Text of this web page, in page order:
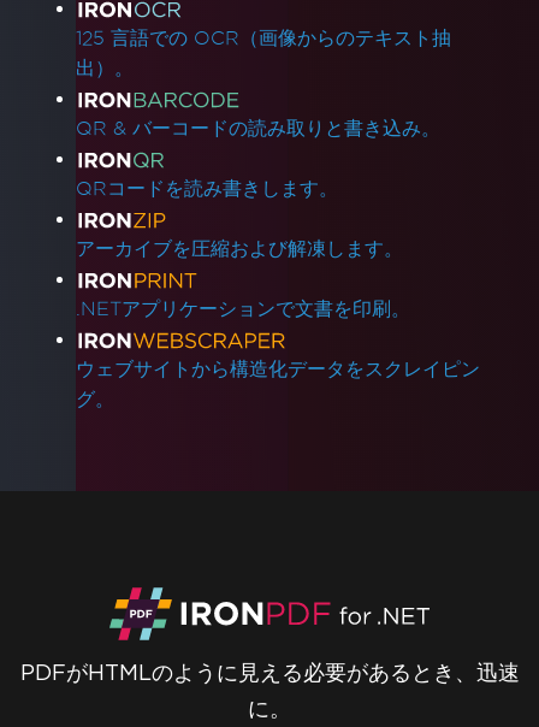
125 言語での OCR（画像からのテキスト抽
出）。
QR & バーコードの読み取りと書き込み。
QRコードを読み書きします。
アーカイブを圧縮および解凍します。
.NETアプリケーションで文書を印刷。
ウェブサイトから構造化データをスクレイピン
グ。
PDFがHTMLのように見える必要があるとき、迅速
に。